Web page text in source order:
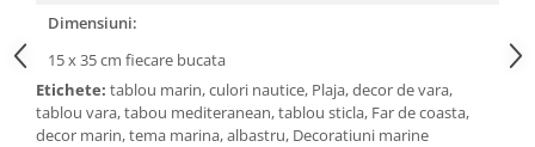
Dimensiuni:
15 x 35 cm fiecare bucata
Etichete: tablou marin, culori nautice, Plaja, decor de vara,
tablou vara, tabou mediteranean, tablou sticla, Far de coasta,
decor marin, tema marina, albastru, Decoratiuni marine